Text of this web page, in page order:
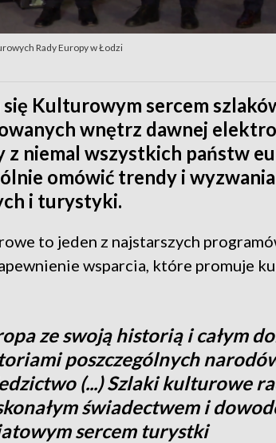
Rady Europy w Łodzi
się Kulturowym sercem
wnętrz dawnej
z niemal wszystkich państw
omówić trendy i
i turystyki.
to jeden z najstarszych
wsparcia, które promuje
ze swoją historią i całym
poszczególnych
(...) Szlaki kulturowe
świadectwem i
sercem turystki